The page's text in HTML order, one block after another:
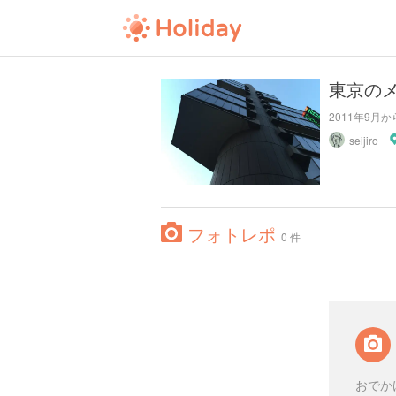
東京の
2011年9月か
seijiro
フォトレポ 0 件
おで